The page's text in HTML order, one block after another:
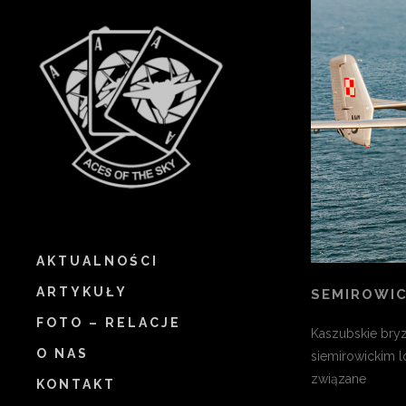
AKTUALNOŚCI
ARTYKUŁY
FOTO – RELACJE
O NAS
KONTAKT
Kaszubskie
siemirowickim
związane